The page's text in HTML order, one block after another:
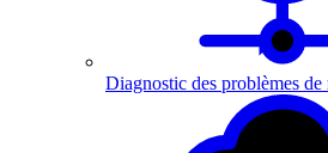
Diagnostic des problèmes de